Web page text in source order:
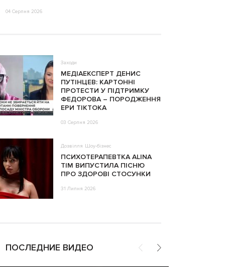
04 Серпня 2026
Заходи
МЕДІАЕКСПЕРТ ДЕНИС
ПУТІНЦЕВ: КАРТОННІ
ПРОТЕСТИ У ПІДТРИМКУ
ФЕДОРОВА – ПОРОДЖЕННЯ
ЕРИ ТІКТОКА
03 Серпня 2026
Дозвілля Шоу-бізнес
ПСИХОТЕРАПЕВТКА ALINA
TIM ВИПУСТИЛА ПІСНЮ
ПРО ЗДОРОВІ СТОСУНКИ
31 Липня 2026
ПОСЛЕДНИЕ ВИДЕО